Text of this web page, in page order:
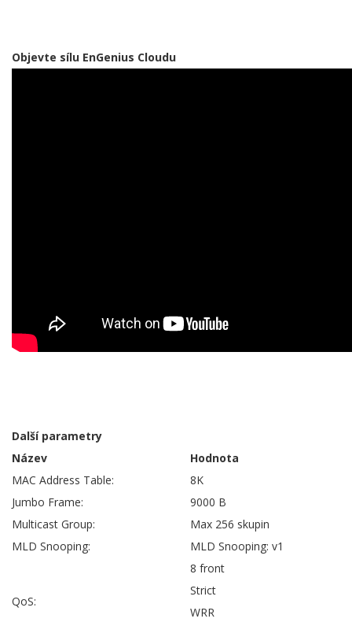
Objevte sílu EnGenius Cloudu
Další parametry
Název
Hodnota
MAC Address Table:
8K
Jumbo Frame:
9000 B
Multicast Group:
Max 256 skupin
MLD Snooping:
MLD Snooping: v1
QoS:
8 front
Strict
WRR